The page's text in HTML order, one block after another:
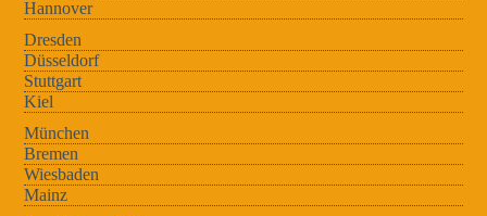
Hannover
Dresden
Düsseldorf
Stuttgart
Kiel
München
Bremen
Wiesbaden
Mainz